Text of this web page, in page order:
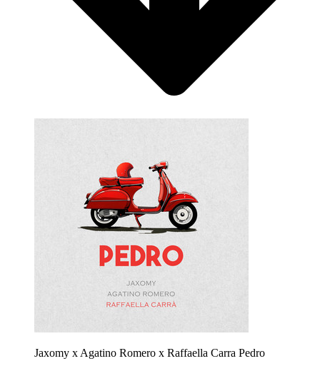
Jaxomy x Agatino Romero x Raffaella Carra Pedro